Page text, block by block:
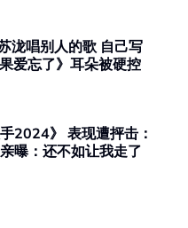
泷唱别人的歌 自己写
爱忘了》耳朵被硬控
2024》 表现遭抨击：
曝：还不如让我走了